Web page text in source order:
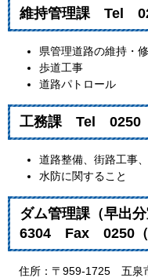
維持管理課 Tel
県管理道路の維持・
歩道工事
道路パトロール
工務課 Tel 0250
道路整備、街路工事
水防に関すること
ダム管理課（早出
6304 Fax 0250（
住所：〒959-1725 五泉